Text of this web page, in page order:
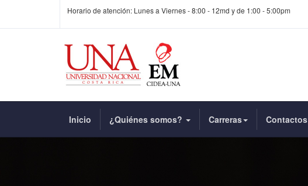
Horario de atención: Lunes a Viernes - 8:00 - 12md y de 1:00 - 5:00pm
Inicio ¿Quiénes somos? Carreras Contactos